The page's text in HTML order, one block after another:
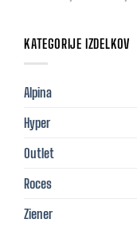
KATEGORIJE IZDELKOV
Alpina
Hyper
Outlet
Roces
Ziener